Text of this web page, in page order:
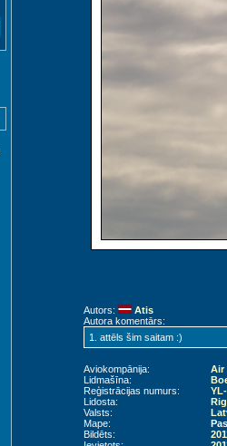
Autors:
Atis
Autora komentārs:
1. attēls šim saitam :)
Aviokompānija:
Air
Lidmašīna:
Reģistrācijas numurs:
Lidosta:
Valsts:
Mape:
Bildēts: